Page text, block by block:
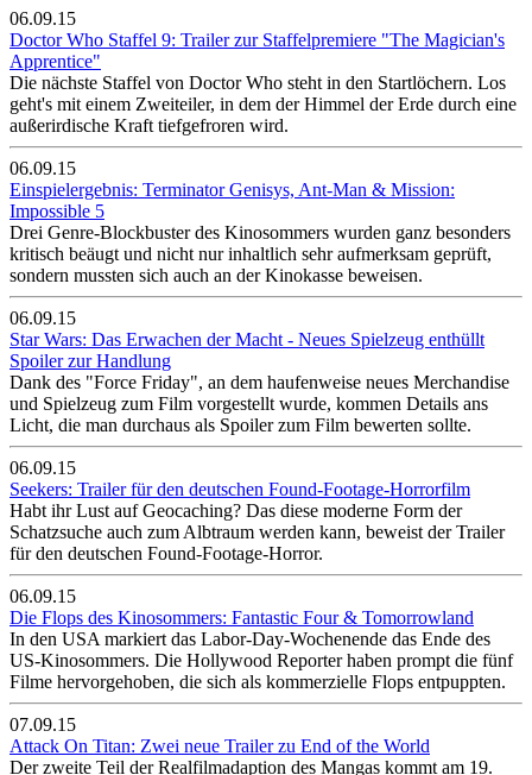
06.09.15
Doctor Who Staffel 9: Trailer zur Staffelpremiere "The Magician's
Apprentice"
Die nächste Staffel von Doctor Who steht in den Startlöchern. Los
geht's mit einem Zweiteiler, in dem der Himmel der Erde durch eine
außerirdische Kraft tiefgefroren wird.
06.09.15
Einspielergebnis: Terminator Genisys, Ant-Man & Mission:
Impossible 5
Drei Genre-Blockbuster des Kinosommers wurden ganz besonders
kritisch beäugt und nicht nur inhaltlich sehr aufmerksam geprüft,
sondern mussten sich auch an der Kinokasse beweisen.
06.09.15
Star Wars: Das Erwachen der Macht - Neues Spielzeug enthüllt
Spoiler zur Handlung
Dank des "Force Friday", an dem haufenweise neues Merchandise
und Spielzeug zum Film vorgestellt wurde, kommen Details ans
Licht, die man durchaus als Spoiler zum Film bewerten sollte.
06.09.15
Seekers: Trailer für den deutschen Found-Footage-Horrorfilm
Habt ihr Lust auf Geocaching? Das diese moderne Form der
Schatzsuche auch zum Albtraum werden kann, beweist der Trailer
für den deutschen Found-Footage-Horror.
06.09.15
Die Flops des Kinosommers: Fantastic Four & Tomorrowland
In den USA markiert das Labor-Day-Wochenende das Ende des
US-Kinosommers. Die Hollywood Reporter haben prompt die fünf
Filme hervorgehoben, die sich als kommerzielle Flops entpuppten.
07.09.15
Attack On Titan: Zwei neue Trailer zu End of the World
Der zweite Teil der Realfilmadaption des Mangas kommt am 19.